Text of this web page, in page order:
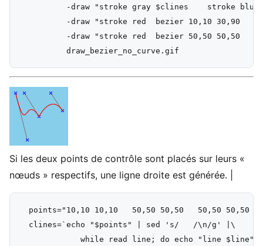
-draw "stroke gray $clines    stroke blue
-draw "stroke red  bezier 10,10 30,90
-draw "stroke red  bezier 50,50 50,50
Si les deux points de contrôle sont placés sur leurs «
nœuds » respectifs, une ligne droite est générée. |
points="10,10 10,10   50,50 50,50   50,50 50,50
  clines=`echo "$points" | sed 's/   /\n/g' |\
while read line; do echo "line $line";